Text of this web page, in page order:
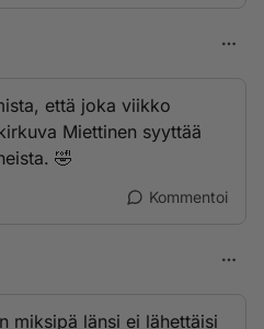
että joka viikko
Miettinen syyttää
🤣
Kommentoi
miksipä länsi ei lähettäisi